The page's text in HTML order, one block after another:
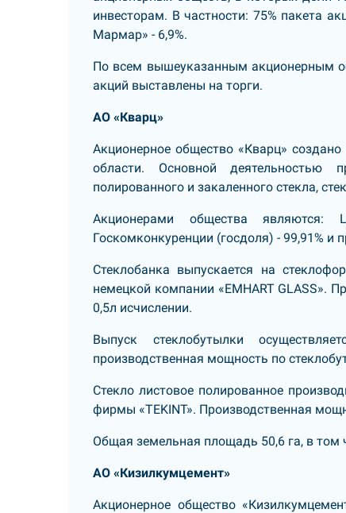
инвесторам. В частности: 75% пакета
Мармар» - 6,9%.
По всем вышеуказанным акционерным
акций выставлены на торги.
АО «Кварц»
Акционерное общество «Кварц»
области. Основной деятельностью
полированного и закаленного стекла,
Акционерами общества являются:
Госкомконкуренции (госдоля) - 99,91% и
Стеклобанка выпускается на
немецкой компании «EMHART GLASS».
0,5л исчислении.
Выпуск стеклобутылки
производственная мощность по
Стекло листовое полированное
фирмы «TEKINT». Производственная
Общая земельная площадь 50,6 га, в том
АО «Кизилкумцемент»
Акционерное общество